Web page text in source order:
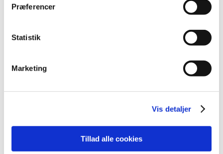
Præferencer
Statistik
Marketing
Vis detaljer
Tillad alle cookies
2006 (9)
Meddelelser om forsyning af medicin til mennesker og dyr